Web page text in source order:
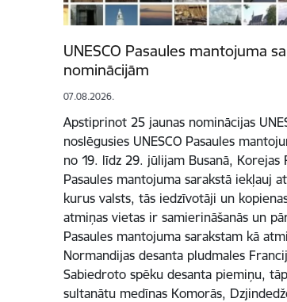
UNESCO Pasaules mantojuma
nominācijām
07.08.2026.
Apstiprinot 25 jaunas nominācijas
noslēgusies UNESCO Pasaules
no 19. līdz 29. jūlijam Busanā, Korejas
Pasaules mantojuma sarakstā iekļauj
kurus valsts, tās iedzīvotāji un
atmiņas vietas ir samierināšanās un
Pasaules mantojuma sarakstam kā
Normandijas desanta pludmales
Sabiedroto spēku desanta piemiņu,
sultanātu medīnas Komorās,